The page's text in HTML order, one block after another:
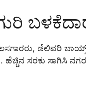
ಡೆಲಿವರಿ ಬಾಯ್ಸ್,
ಸರಕು ಸಾಗಿಸಿ